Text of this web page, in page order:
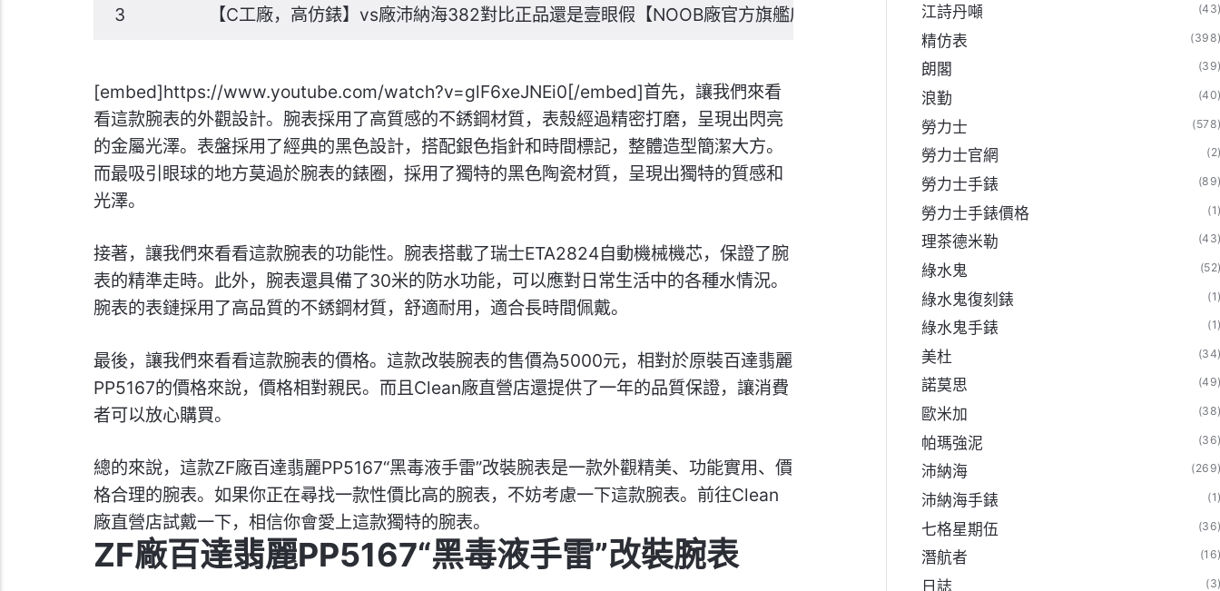
3 【C工廠，高仿錶】vs廠沛納海382對比正品還是壹眼假【NOOB廠官方旗艦店】
[embed]https://www.youtube.com/watch?v=glF6xeJNEi0[/embed]首先，讓我們來看
看這款腕表的外觀設計。腕表採用了高質感的不銹鋼材質，表殼經過精密打磨，呈現出閃亮
的金屬光澤。表盤採用了經典的黑色設計，搭配銀色指針和時間標記，整體造型簡潔大方。
而最吸引眼球的地方莫過於腕表的錶圈，採用了獨特的黑色陶瓷材質，呈現出獨特的質感和
光澤。
接著，讓我們來看看這款腕表的功能性。腕表搭載了瑞士ETA2824自動機械機芯，保證了腕
表的精準走時。此外，腕表還具備了30米的防水功能，可以應對日常生活中的各種水情況。
腕表的表鏈採用了高品質的不銹鋼材質，舒適耐用，適合長時間佩戴。
最後，讓我們來看看這款腕表的價格。這款改裝腕表的售價為5000元，相對於原裝百達翡麗
PP5167的價格來說，價格相對親民。而且Clean廠直營店還提供了一年的品質保證，讓消費
者可以放心購買。
總的來說，這款ZF廠百達翡麗PP5167“黑毒液手雷”改裝腕表是一款外觀精美、功能實用、價
格合理的腕表。如果你正在尋找一款性價比高的腕表，不妨考慮一下這款腕表。前往Clean
廠直營店試戴一下，相信你會愛上這款獨特的腕表。
ZF廠百達翡麗PP5167“黑毒液手雷”改裝腕表
江詩丹噸
精仿表
朗閣
浪勤
勞力士
勞力士官網
勞力士手錶
勞力士手錶價格
理茶德米勒
綠水鬼
綠水鬼復刻錶
綠水鬼手錶
美杜
諾莫思
歐米加
帕瑪強泥
沛納海
沛納海手錶
七格星期伍
潛航者
日誌